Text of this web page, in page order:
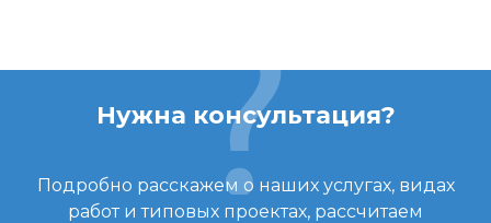
Нужна консультация?
Подробно расскажем о наших услугах, видах
работ и типовых проектах, рассчитаем